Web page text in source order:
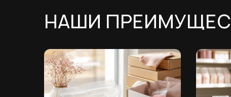
НАШИ